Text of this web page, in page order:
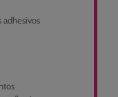
adhesivos